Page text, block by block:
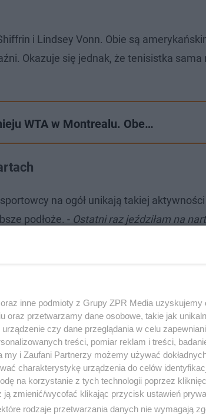
i Lindsey Vonn. Obie są
Okazuje się jednak, że tenisistka sama
WTA w Montrealu. Obe…
na ogół unikają takiej
podłoże. - Ostatni raz jeździłam na
więc naprawdę się wystraszyłam. Nie jest
inne podmioty z Grupy ZPR Media uzyskujemy
oraz przetwarzamy dane osobowe, takie jak
czy dane przeglądania w celu
treści, pomiar reklam i treści,
my i Zaufani Partnerzy możemy używać
charakterystykę urządzenia do celów
na korzystanie z tych technologii poprzez
ją zmienić/wycofać klikając przycisk ustawień
rodzaje przetwarzania danych nie wymagają